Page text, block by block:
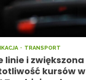
TRANSPORT
linie i zwiększona
kursów w